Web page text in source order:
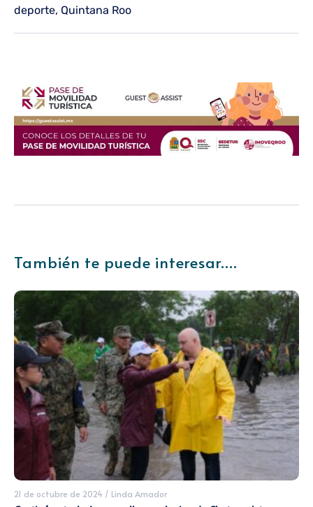
deporte, Quintana Roo
También te puede interesar....
21 de octubre de 2024 / Linda Amador